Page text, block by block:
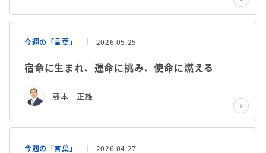
今週の「言葉」 2026.05.25
宿命に生まれ、運命に挑み、使命に燃える
藤本 正雄
今週の「言葉」 2026.04.27